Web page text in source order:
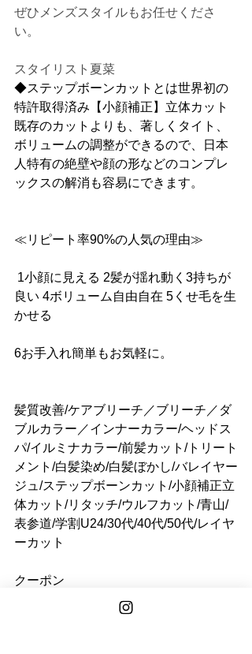
ぜひメンズスタイルもお任せくださ
い。
スタイリスト夏菜
◆ステップボーンカットとは世界初の
特許取得済み【小顔補正】立体カット
既存のカットよりも、著しくタイト、
ボリュームの調整ができるので、日本
人特有の絶壁や顔の形などのコンプレ
ックスの解消も容易にできます。
≪リピート率90%の人気の理由≫
1小顔に見える 2髪が揺れ動く3持ちが
良い 4ボリューム自由自在 5くせ毛を生
かせる
6お手入れ簡単もお気軽に。
髪質改善/ケアブリーチ／ブリーチ／ダ
ブルカラー／インナーカラー/ヘッドス
パ/イルミナカラー/前髪カット/トリート
メント/白髪染め/白髪ぼかし/バレイヤー
ジュ/ステップボーンカット/小顔補正立
体カット/リタッチ/ウルフカット/青山/
表参道/学割U24/30代/40代/50代/レイヤ
ーカット
クーポン